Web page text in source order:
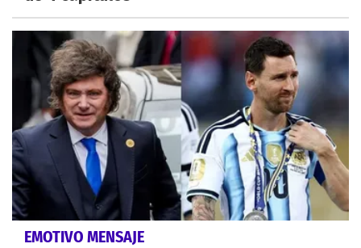
EMOTIVO MENSAJE